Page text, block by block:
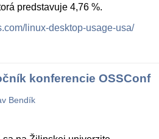
predstavuje 4,76 %.
linux-desktop-usage-usa/
konferencie OSSConf
Bendík